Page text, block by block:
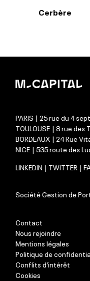
Cerbère
PARIS | 25 rue du 4
TOULOUSE | 8 rue
BORDEAUX | 24 Rue
NICE | 535 route des
LINKEDIN | TWITTER |
Société Gestion de
Contact
Nous rejoindre
Mentions légales
Politique de
Conflits d’intérêt
Cookies